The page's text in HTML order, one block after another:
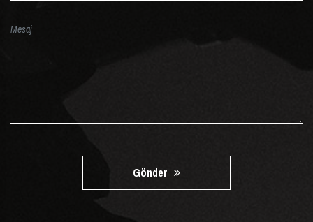
Gönder